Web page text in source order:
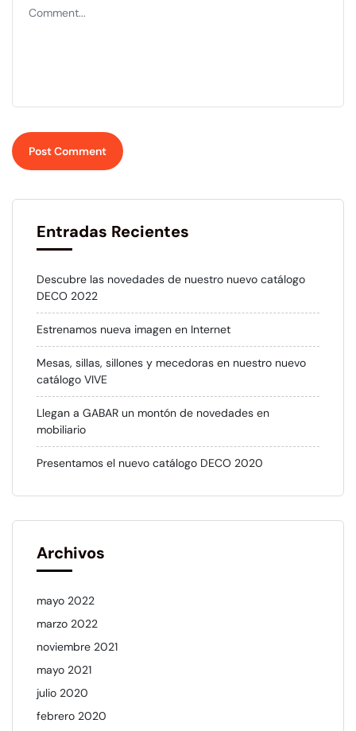
Entradas Recientes
Descubre las novedades de nuestro nuevo catálogo
DECO 2022
Estrenamos nueva imagen en Internet
Mesas, sillas, sillones y mecedoras en nuestro nuevo
catálogo VIVE
Llegan a GABAR un montón de novedades en
mobiliario
Presentamos el nuevo catálogo DECO 2020
Archivos
mayo 2022
marzo 2022
noviembre 2021
mayo 2021
julio 2020
febrero 2020